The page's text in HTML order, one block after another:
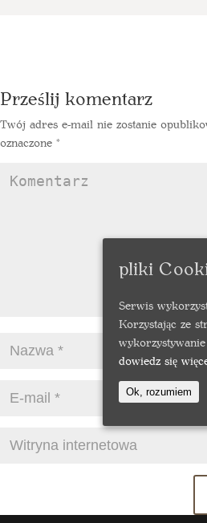
Prześlij komentarz
Twój adres e-mail nie zostanie
oznaczone *
pliki
Serwis
Korzystając ze
dowiedz się
Ok, rozumiem